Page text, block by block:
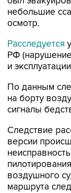
небольшие
осмотр.
Расследуется
РФ
и
По данным
на борту
сигналы
Следствие
версии
воздушного
маршрута